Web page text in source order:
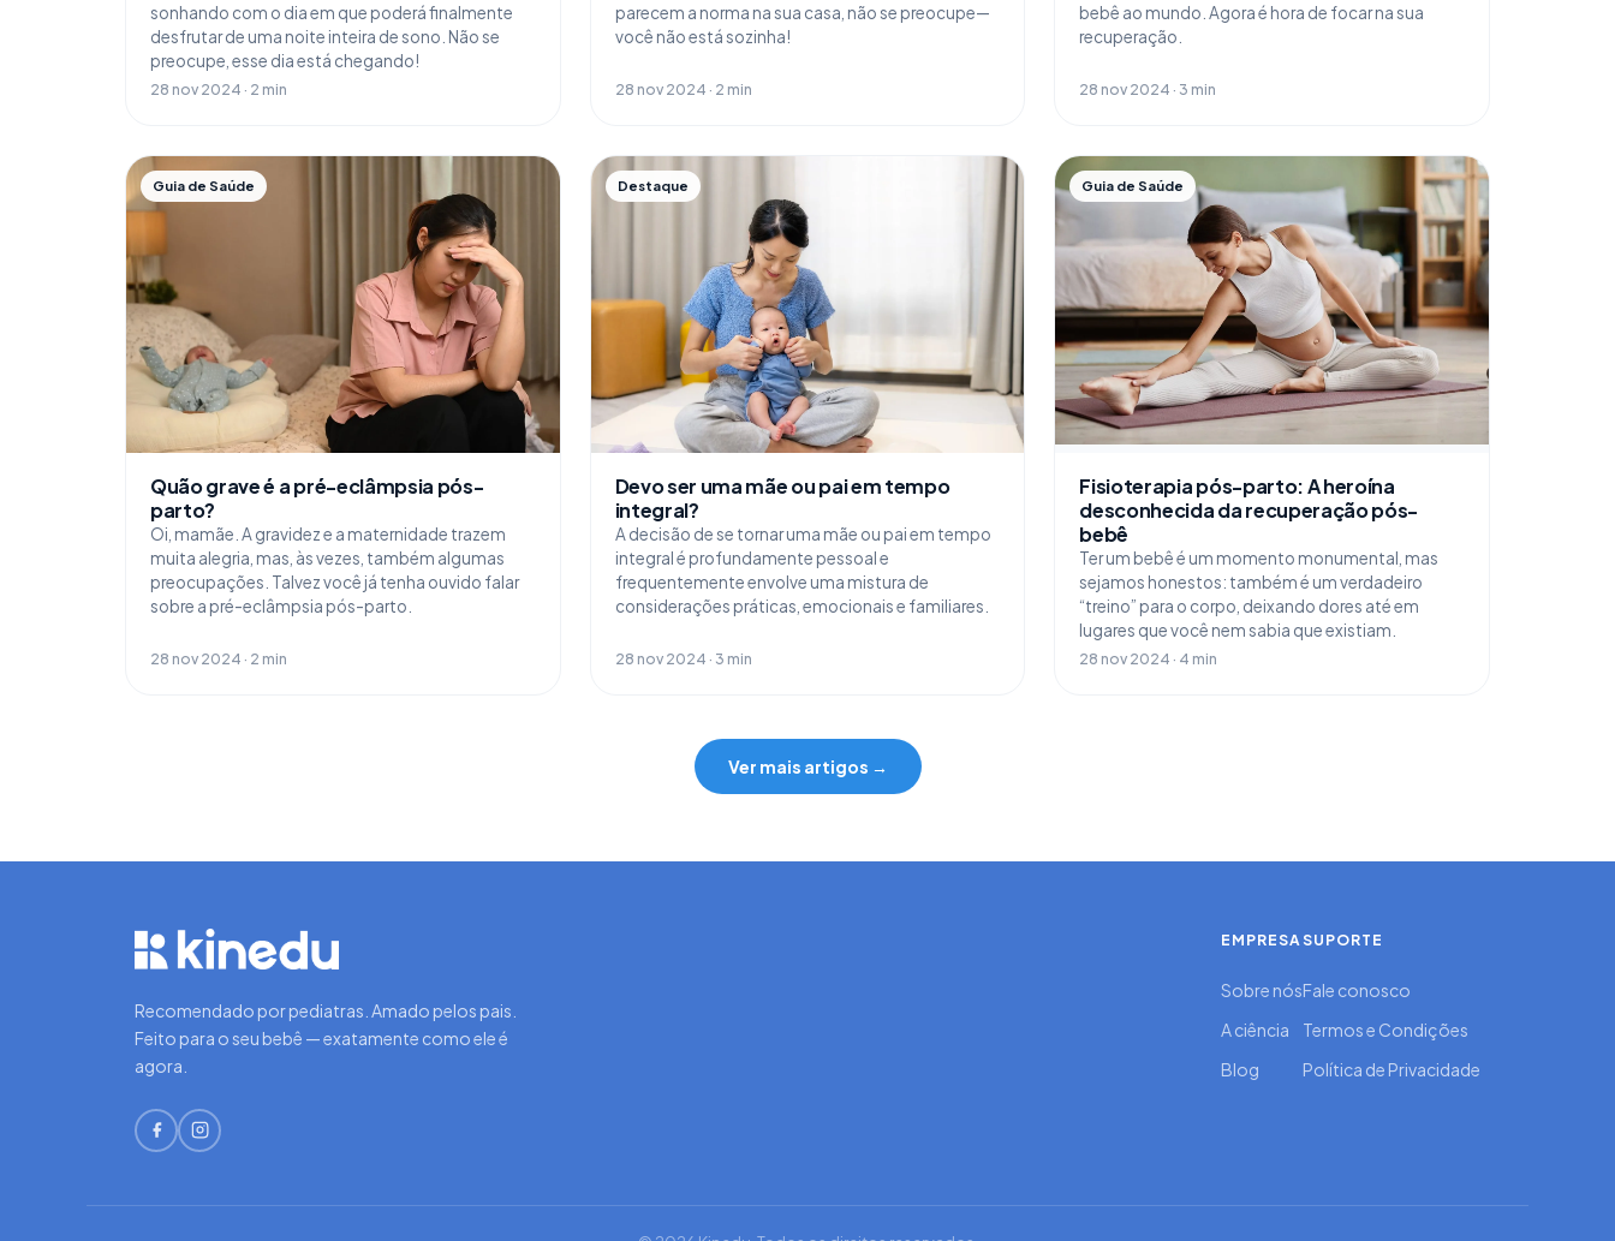
sonhando com o dia em que poderá finalmente
desfrutar de uma noite inteira de sono. Não se
preocupe, esse dia está chegando!
28 nov 2024 · 2 min
parecem a norma na sua casa, não se preocupe—
você não está sozinha!
28 nov 2024 · 2 min
bebê ao mundo. Agora é hora de focar na sua
recuperação.
28 nov 2024 · 3 min
Guia de Saúde
Quão grave é a pré-eclâmpsia pós-
parto?
Oi, mamãe. A gravidez e a maternidade trazem
muita alegria, mas, às vezes, também algumas
preocupações. Talvez você já tenha ouvido falar
sobre a pré-eclâmpsia pós-parto.
28 nov 2024 · 2 min
Destaque
Devo ser uma mãe ou pai em tempo
integral?
A decisão de se tornar uma mãe ou pai em tempo
integral é profundamente pessoal e
frequentemente envolve uma mistura de
considerações práticas, emocionais e familiares.
28 nov 2024 · 3 min
Guia de Saúde
Fisioterapia pós-parto: A heroína
desconhecida da recuperação pós-
bebê
Ter um bebê é um momento monumental, mas
sejamos honestos: também é um verdadeiro
“treino” para o corpo, deixando dores até em
lugares que você nem sabia que existiam.
28 nov 2024 · 4 min
Ver mais artigos →
Recomendado por pediatras. Amado pelos pais.
Feito para o seu bebê — exatamente como ele é
agora.
EMPRESA
Sobre nós
A ciência
Blog
SUPORTE
Fale conosco
Termos e Condições
Política de Privacidade